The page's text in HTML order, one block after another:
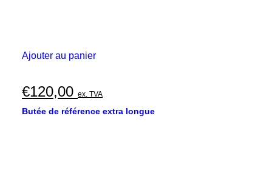
Ajouter au panier
€120,00 ex. TVA
Butée de référence extra longue